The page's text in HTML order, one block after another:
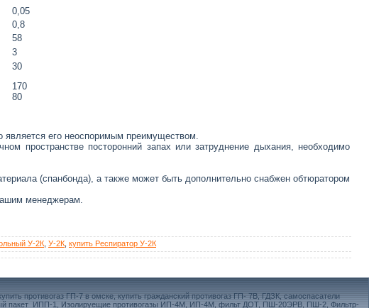
0,05
0,8
58
3
30
170
80
является его неоспоримым преимуществом.
пространстве посторонний запах или затруднение дыхания, необходимо
(спанбонда), а также может быть дополнительно снабжен обтюратором
менеджерам.
У-2К У-2К купить Респиратор У-2К
противогаз ГП-7 в омске, купить гражданский противогаз ГП- 7В, ГДЗК, самоспасатели
пакет ИПП-1, Изолируещие противогазы ИП-4М, ИП-4М, фильт ДОТ, ПШ-20ЭРВ, ПШ-2, Фильтр-